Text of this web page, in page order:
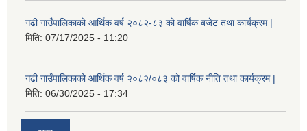
गढी गाउँपालिकाको आर्थिक वर्ष २०८२-८३ को वार्षिक बजेट तथा कार्यक्रम |
मिति: 07/17/2025 - 11:20
गढी गाउँपालिकाको आर्थिक वर्ष २०८२/०८३ को वार्षिक नीति तथा कार्यक्रम |
मिति: 06/30/2025 - 17:34